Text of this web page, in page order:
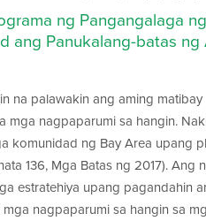
ng Pangangalaga
ang Panukalang-batas ng
na palawakin ang aming
mga nagpaparumi sa hangin.
komunidad ng Bay Area upang
136, Mga Batas ng 2017).
estratehiya upang pagandahin
nagpaparumi sa hangin sa